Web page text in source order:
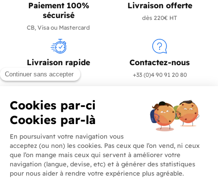
Paiement 100%
sécurisé
CB, Visa ou Mastercard
Livraison offerte
dès 220€ HT
Livraison rapide
en 24/72h
Contactez-nous
+33 (0)4 90 91 20 80